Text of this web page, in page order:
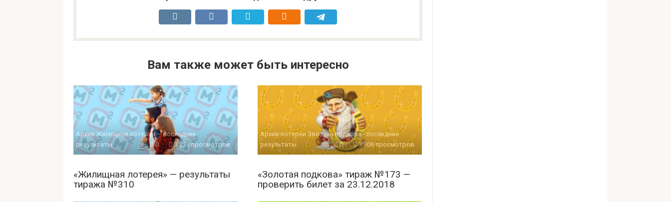
Вам также может быть интересно
Архив Жилищной лотереи — последние
результаты
0 3 233 просмотров
«Жилищная лотерея» — результаты
тиража №310
Архив лотереи Золотая подкова - последние
результаты
0 3 306 просмотров
«Золотая подкова» тираж №173 —
проверить билет за 23.12.2018